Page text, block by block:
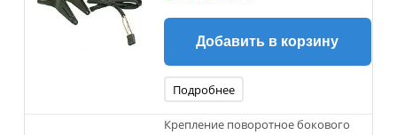
Добавить в корзину
Подробнее
Крепление поворотное бокового